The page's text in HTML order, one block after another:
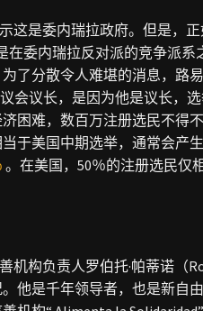
这是委内瑞拉政府。但是，正
在委内瑞拉反对派的竞争派系
了分散令人难堪的消息，路
会议长，是因为他是议长，
困难，数百万注册选民不得
于美国中期选举，通常会产
。在美国，50％的注册选民仅
机构负责人罗伯托·帕蒂诺（
他是千年领导者，也是新自